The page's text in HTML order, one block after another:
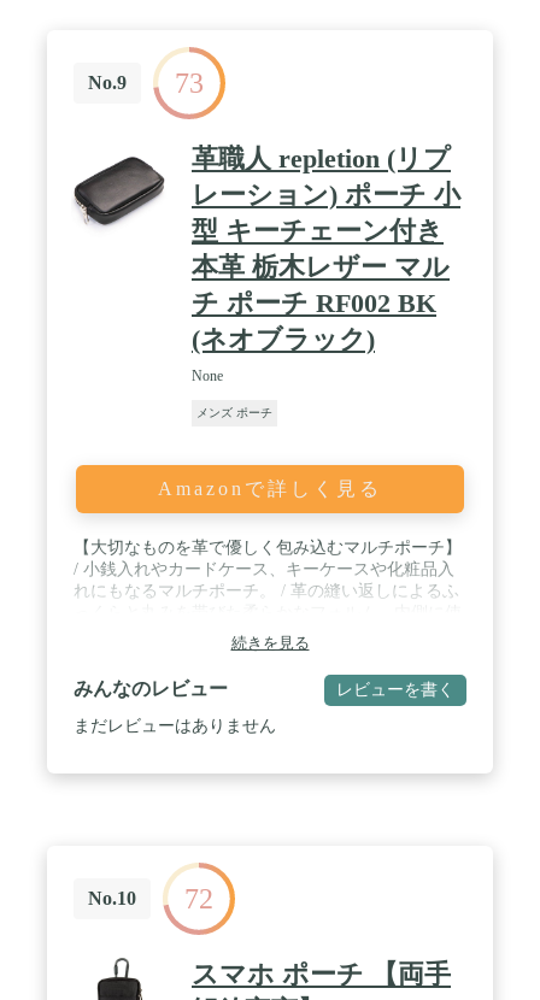
No.9 73
革職人 repletion (リプ
レーション) ポーチ 小
型 キーチェーン付き
本革 栃木レザー マル
チ ポーチ RF002 BK
(ネオブラック)
None
メンズ ポーチ
Amazonで詳しく見る
【大切なものを革で優しく包み込むマルチポーチ】
/ 小銭入れやカードケース、キーケースや化粧品入
れにもなるマルチポーチ。 / 革の縫い返しによるふ
ったピッグスエードと相まって、入れたものを優し
く包み込みます。 / 内部にはポケットと取り外しの
できるキーチェーン付き。色々な用途に使える便利
なマルチポーチです。 / [種別] ポーチ [サイズ(約)]
横12.5cm 縦8cm 厚さ2.5cm [素材] メイン：牛革(栃
続きを見る
みんなのレビュー レビューを書く
まだレビューはありません
No.10 72
スマホ ポーチ 【両手